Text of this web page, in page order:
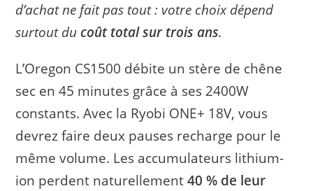
d’achat ne fait pas tout : votre choix dépend
surtout du coût total sur trois ans.
L’Oregon CS1500 débite un stère de chêne
sec en 45 minutes grâce à ses 2400W
constants. Avec la Ryobi ONE+ 18V, vous
devrez faire deux pauses recharge pour le
même volume. Les accumulateurs lithium-
ion perdent naturellement40 % de leur